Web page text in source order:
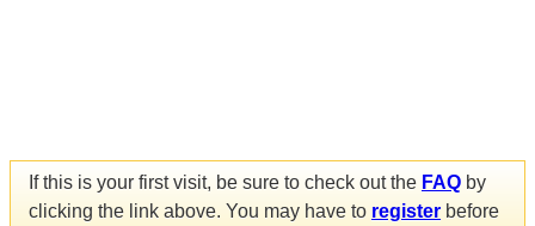
If this is your first visit, be sure to check out the FAQ by
clicking the link above. You may have to register before